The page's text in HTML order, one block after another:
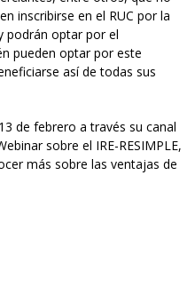
inscribirse en el RUC por la
podrán optar por el
pueden optar por este
así de todas sus
de febrero a través su canal
sobre el IRE-RESIMPLE,
más sobre las ventajas de